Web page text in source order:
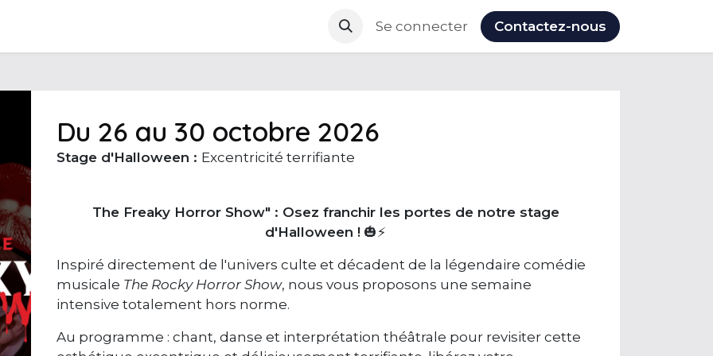
FAQ Nos évènements
Se connecter Contactez-nous
Du 26 au 30 octobre 2026
Stage d'Halloween : Excentricité terrifiante
The Freaky Horror Show" : Osez franchir les portes de notre stage
d'Halloween ! 🎃⚡
Inspiré directement de l'univers culte et décadent de la légendaire comédie
musicale The Rocky Horror Show, nous vous proposons une semaine
intensive totalement hors norme.
Au programme : chant, danse et interprétation théâtrale pour revisiter cette